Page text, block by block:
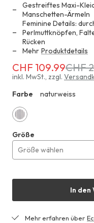
Gestreiftes Maxi-
Manschetten-Ärmeln
Feminine Details:
Perlmuttknöpfen,
Rücken
Mehr Produktdetails
Erhältlich
für
anstatt
CHF 219.99
CHF 109.99CHF
inkl. MwSt., zzgl.
Farbe
naturweiss
Größe
Größe wählen
In den
Mehr erfahren über